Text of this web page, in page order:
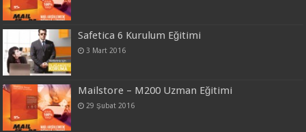
Safetica 6 Kurulum Eğitimi
3 Mart 2016
Mailstore – M200 Uzman Eğitimi
29 Şubat 2016